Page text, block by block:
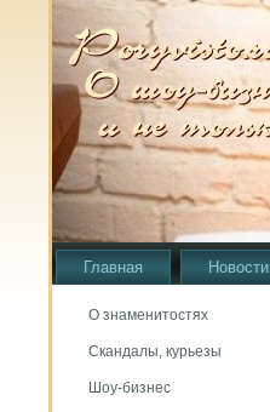
Главная Новости
О знаменитостях
Скандалы, курьезы
Шоу-бизнес